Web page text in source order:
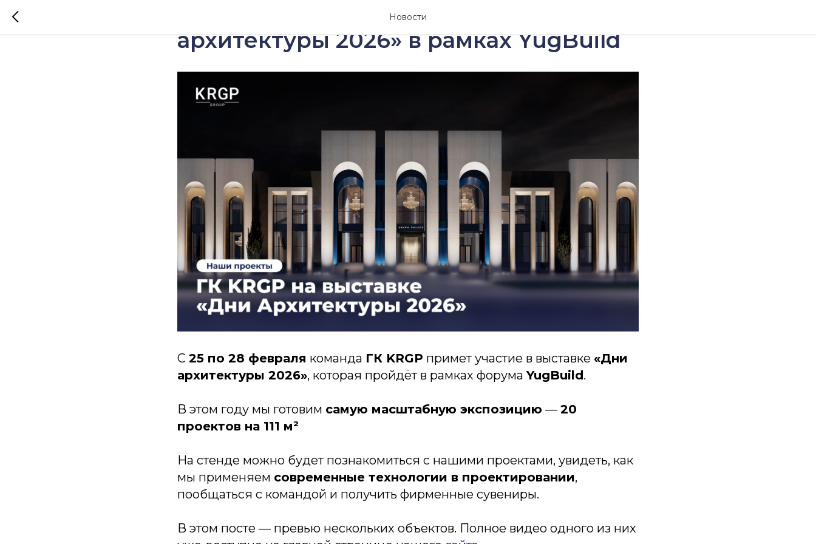
Новости
ГК KRGP на выставке «Дни
архитектуры 2026» в рамках YugBuild
С 25 по 28 февраля команда ГК KRGP примет участие в выставке «Дни
архитектуры 2026», которая пройдёт в рамках форумаYugBuild.
В этом году мы готовим самую масштабную экспозицию — 20
проектов на 111 м²
На стенде можно будет познакомиться с нашими проектами, увидеть, как
мы применяем современные технологии в проектировании,
пообщаться с командой и получить фирменные сувениры.
В этом посте — превью нескольких объектов. Полное видео одного из них